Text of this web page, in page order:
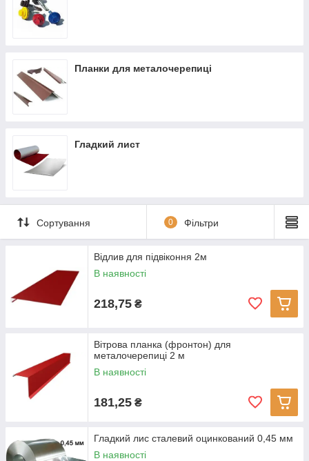
Планки для металочерепиці
Гладкий лист
Сортування 0 Фільтри
Відлив для підвіконня 2м
В наявності
218,75 ₴
Вітрова планка (фронтон) для
металочерепиці 2 м
В наявності
181,25 ₴
Гладкий лис сталевий оцинкований 0,45 мм
В наявності